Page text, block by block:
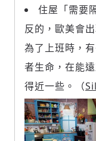
住屋「需要
反的，歐美會
為了上班時，
者生命，在能
得近一些。（
新增回應
參與深度